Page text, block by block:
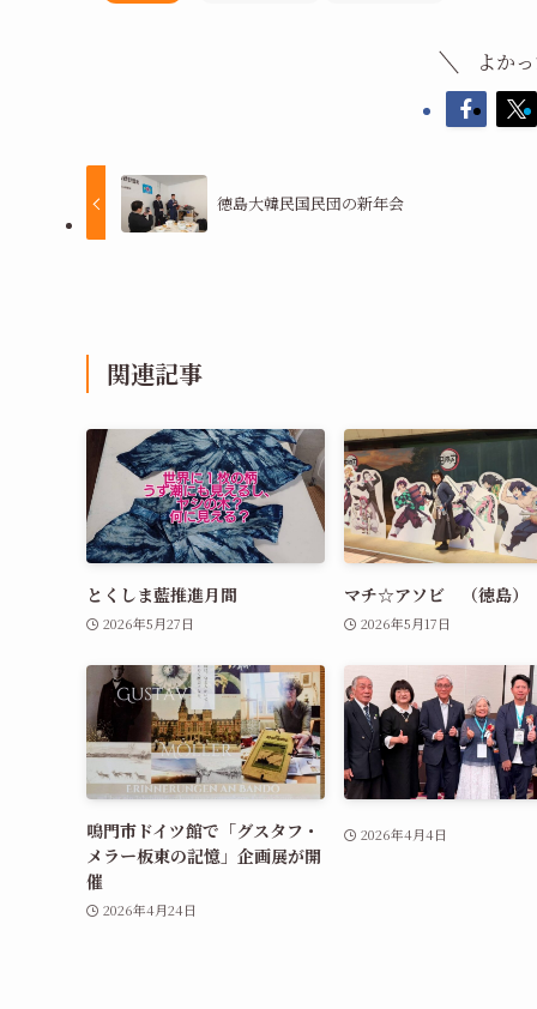
よか
徳島大韓民国民団の新年会
関連記事
とくしま藍推進月間
2026年5月27日
マチ☆アソビ （徳島）
2026年5月17日
鳴門市ドイツ館で「グスタフ・
メラー板東の記憶」企画展が開
催
2026年4月24日
2026年4月4日